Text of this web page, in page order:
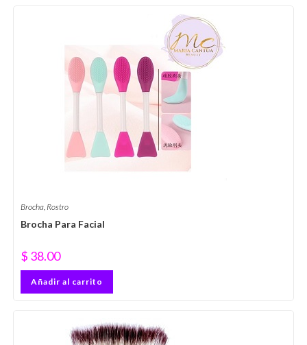
Brocha, Rostro
Brocha Para Facial
$ 38.00
Añadir al carrito